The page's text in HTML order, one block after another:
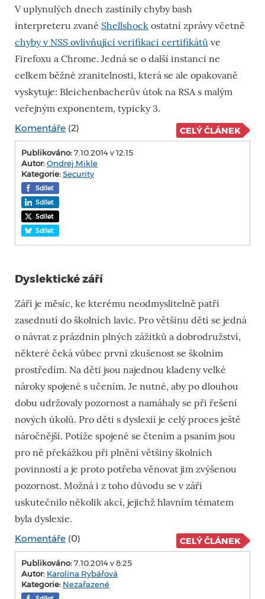
V uplynulých dnech zastínily chyby bash
interpreteru zvané Shellshock ostatní zprávy včetně
chyby v NSS ovlivňující verifikaci certifikátů ve
Firefoxu a Chrome. Jedná se o další instanci ne
celkem běžné zranitelnosti, která se ale opakovaně
vyskytuje: Bleichenbacherův útok na RSA s malým
veřejným exponentem, typicky 3.
Komentáře (2) CELÝ ČLÁNEK
Publikováno:7.10.2014 v 12:15
Autor:Ondrej Mikle
Kategorie:Security
Sdílet
Sdílet
Sdílet
Sdílet
Dyslektické září
Září je měsíc, ke kterému neodmyslitelně patří
zasednutí do školních lavic. Pro většinu dětí se jedná
o návrat z prázdnin plných zážitků a dobrodružství,
některé čeká vůbec první zkušenost se školním
prostředím. Na děti jsou najednou kladeny velké
nároky spojené s učením. Je nutné, aby po dlouhou
dobu udržovaly pozornost a namáhaly se při řešení
nových úkolů. Pro děti s dyslexií je celý proces ještě
náročnější. Potíže spojené se čtením a psaním jsou
pro ně překážkou při plnění většiny školních
povinností a je proto potřeba věnovat jim zvýšenou
pozornost. Možná i z toho důvodu se v září
uskutečnilo několik akcí, jejichž hlavním tématem
byla dyslexie.
Komentáře (0) CELÝ ČLÁNEK
Publikováno:7.10.2014 v 8:25
Autor: Karolína Rybářová
Kategorie: Nezařazené